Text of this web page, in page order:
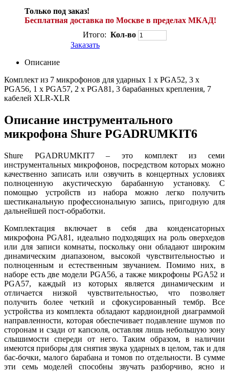
Только под заказ!
Бесплатная доставка по Москве в пределах МКАД!
Итого: Кол-во
Заказать
Описание
Комплект из 7 микрофонов для ударных 1 х PGA52, 3 х
PGA56, 1 х PGA57, 2 х PGA81, 3 барабанных крепления, 7
кабелей XLR-XLR
Описание инструментального
микрофона Shure PGADRUMKIT6
Shure PGADRUMKIT7 – это комплект из семи
инструментальных микрофонов, посредством которых можно
качественно записать или озвучить в концертных условиях
полноценную акустическую барабанную установку. С
помощью устройств из набора можно легко получить
шестиканальную профессиональную запись, пригодную для
дальнейшей пост-обработки.
Комплектация включает в себя два конденсаторных
микрофона PGA81, идеально подходящих на роль оверхедов
или для записи комнаты, поскольку они обладают широким
динамическим диапазоном, высокой чувствительностью и
полноценным и естественным звучанием. Помимо них, в
наборе есть две модели PGA56, а также микрофоны PGA52 и
PGA57, каждый из которых является динамическим и
отличается низкой чувствительностью, что позволяет
получить более четкий и сфокусированный тембр. Все
устройства из комплекта обладают кардиоидной диаграммой
направленности, которая обеспечивает подавление шумов по
сторонам и сзади от капсюля, оставляя лишь небольшую зону
слышимости спереди от него. Таким образом, в наличии
имеются приборы для снятия звука ударных в целом, так и для
бас-бочки, малого барабана и томов по отдельности. В сумме
эти семь моделей способны звучать разборчиво, ясно и